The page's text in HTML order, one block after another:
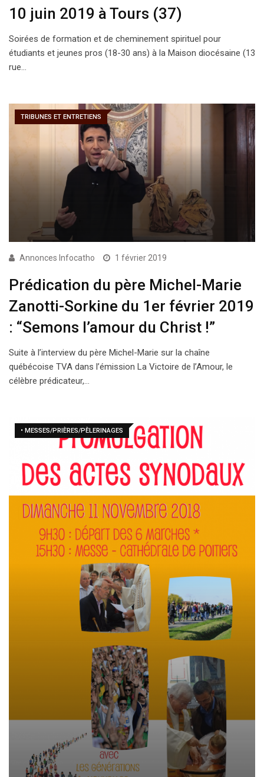
10 juin 2019 à Tours (37)
Soirées de formation et de cheminement spirituel pour
étudiants et jeunes pros (18-30 ans) à la Maison diocésaine (13
rue…
TRIBUNES ET ENTRETIENS
Annonces Infocatho 1 février 2019
Prédication du père Michel-Marie
Zanotti-Sorkine du 1er février 2019
: “Semons l’amour du Christ !”
Suite à l’interview du père Michel-Marie sur la chaîne
québécoise TVA dans l’émission La Victoire de l’Amour, le
célèbre prédicateur,…
• MESSES/PRIÈRES/PÈLERINAGES